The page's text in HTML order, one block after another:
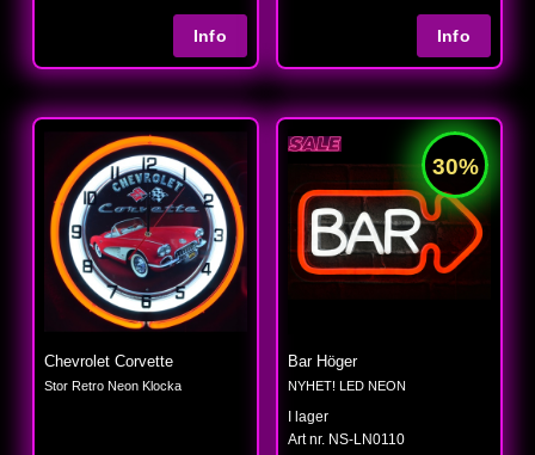
Chevrolet Corvette
Stor Retro Neon Klocka
Bar Höger
NYHET! LED NEON
I lager
Art nr. NS-LN0110